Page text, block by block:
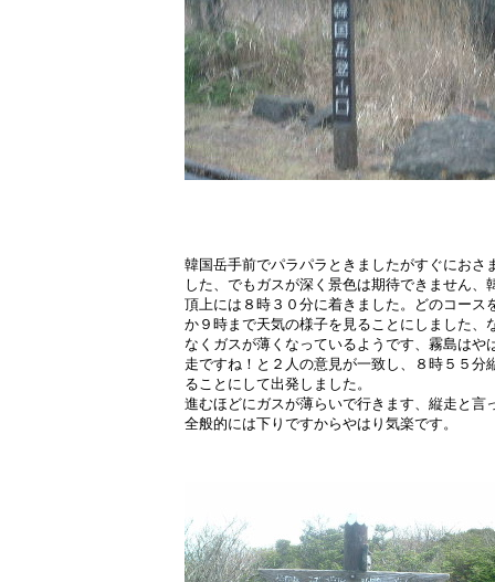
韓国岳手前でパラパラときましたがすぐにおさ
した、でもガスが深く景色は期待できません、
頂上には８時３０分に着きました。どのコース
か９時まで天気の様子を見ることにしました、
なくガスが薄くなっているようです、霧島はや
走ですね！と２人の意見が一致し、８時５５分
ることにして出発しました。
進むほどにガスが薄らいで行きます、縦走と言
全般的には下りですからやはり気楽です。